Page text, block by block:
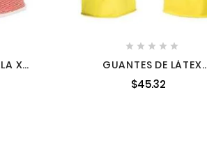
XL
    
GUANTES DE LÁTEX
MEDIANO 15268 TRUP-1
$45.32